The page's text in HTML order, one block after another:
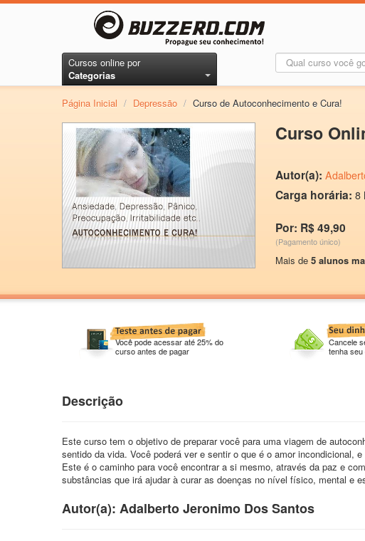
Cursos online por
Categorias
Página Inicial / Depressão / Curso de Autoconhecimento e Cura!
Curso
Autor(a):
Carga horária: 8
Por: R$ 49,90
(Pagamento único)
Mais de 5 alunos
Você pode acessar até 25% do
curso antes de pagar
Cancele
tenha seu
Descrição
Este curso tem o objetivo de preparar você para uma viagem de
sentido da vida. Você poderá ver e sentir o que é o amor incondicional,
Este é o caminho para você encontrar a si mesmo, através da paz e
substâncias que irá ajudar à curar as doenças no nível físico, mental e
Autor(a): Adalberto Jeronimo Dos Santos